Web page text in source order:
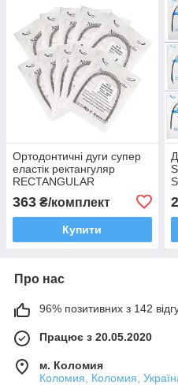
Ортодонтичні дуги супер
еластік ректангуляр
RECTANGULAR
Square/Ovoid/Natural NiTi
363 ₴/комплект
Купити
Про нас
96% позитивних з 142
Працює з 20.05.2020
м. Коломия
Коломия, Коломия,